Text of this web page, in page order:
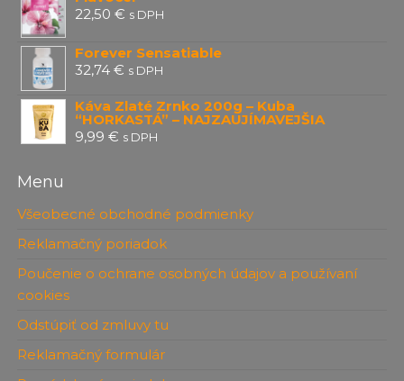
22,50€ s DPH
Forever Sensatiable
32,74€ s DPH
Káva Zlaté Zrnko 200g – Kuba
“HORKASTÁ” – NAJZAUJÍMAVEJŠIA
9,99€ s DPH
Menu
Všeobecné obchodné podmienky
Reklamačný poriadok
Poučenie o ochrane osobných údajov a používaní
cookies
Odstúpiť od zmluvy tu
Reklamačný formulár